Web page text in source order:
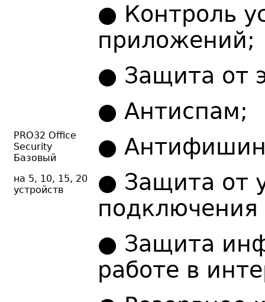
PRO32 Office
Security
Базовый
на 5, 10, 15, 20
устройств
● Контроль
приложений;
● Защита от
● Антиспам;
●
● Защита от
подключения
● Защита
работе в